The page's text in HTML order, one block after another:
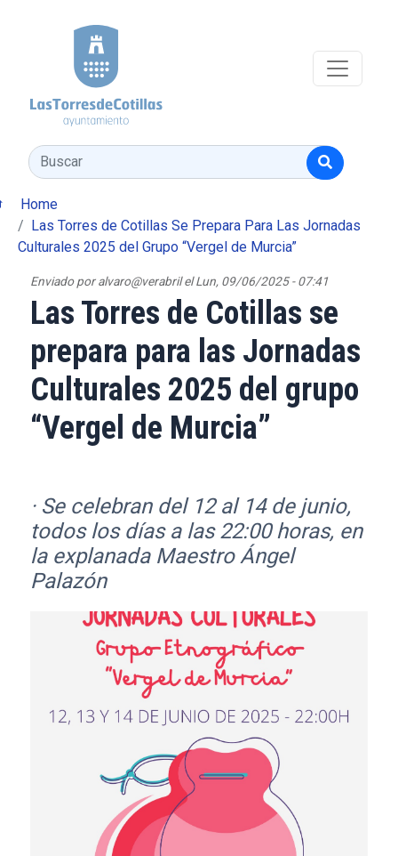
Buscar
Home
Las Torres de Cotillas Se Prepara Para Las Jornadas
Culturales 2025 del Grupo “Vergel de Murcia”
Enviado poralvaro@verabril elLun, 09/06/2025 - 07:41
Las Torres de Cotillas se
prepara para las Jornadas
Culturales 2025 del grupo
“Vergel de Murcia”
· Se celebran del 12 al 14 de junio,
todos los días a las 22:00 horas, en
la explanada Maestro Ángel
Palazón